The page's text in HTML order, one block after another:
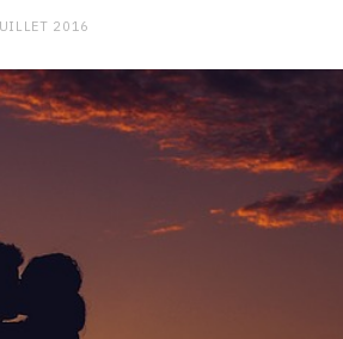
2016
Stress